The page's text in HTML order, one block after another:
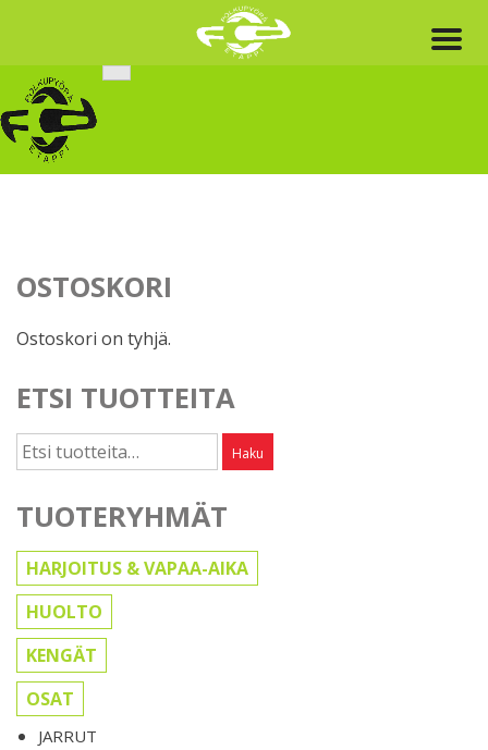
content
OSTOSKORI
Ostoskori on tyhjä.
ETSI TUOTTEITA
Etsi: Haku
TUOTERYHMÄT
HARJOITUS & VAPAA-AIKA
HUOLTO
KENGÄT
OSAT
JARRUT